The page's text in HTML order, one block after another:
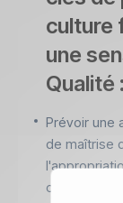
culture
une
Qualité :
Prévoir une
de maîtrise
cursus